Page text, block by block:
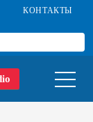
КОНТАКТЫ